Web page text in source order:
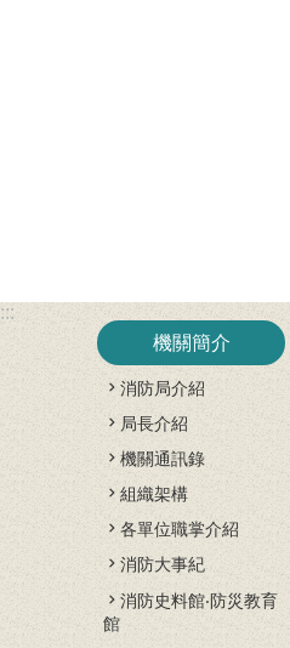
:::
機關簡介
消防局介紹
局長介紹
機關通訊錄
組織架構
各單位職掌介紹
消防大事紀
消防史料館‧防災教育
館